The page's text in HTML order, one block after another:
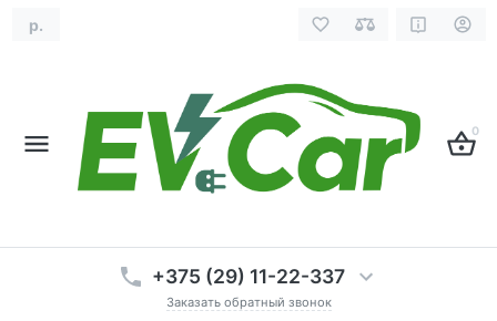
р.
0
+375 (29) 11-22-337
Заказать обратный звонок